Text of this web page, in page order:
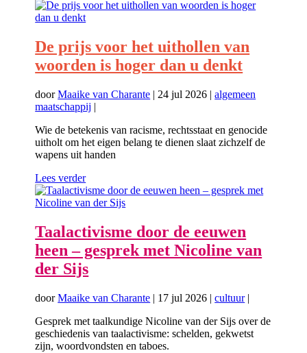
De prijs voor het uithollen van
woorden is hoger dan u denkt
doorMaaike van Charante | 24 jul 2026 |algemeen
maatschappij |
Wie de betekenis van racisme, rechtsstaat en genocide
uitholt om het eigen belang te dienen slaat zichzelf de
wapens uit handen
Lees verder
Taalactivisme door de eeuwen
heen – gesprek met Nicoline van
der Sijs
doorMaaike van Charante | 17 jul 2026 |cultuur|
Gesprek met taalkundige Nicoline van der Sijs over de
geschiedenis van taalactivisme: schelden, gekwetst
zijn, woordvondsten en taboes.